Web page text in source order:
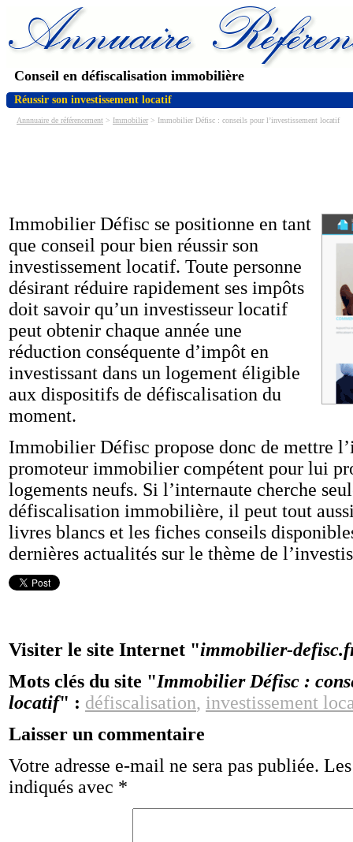
Conseil en défiscalisation immobilière
Réussir son investissement locatif
Annnuaire de référencement > Immobilier > Immobilier Défisc : conseils pour l’investissement locatif
Immobilier Défisc se positionne en tant
que conseil pour bien réussir son
investissement locatif. Toute personne
désirant réduire rapidement ses impôts
doit savoir qu’un investisseur locatif
peut obtenir chaque année une
réduction conséquente d’impôt en
investissant dans un logement éligible
aux dispositifs de défiscalisation du
moment.
Immobilier Défisc propose donc de mettre
promoteur immobilier compétent pour lui
logements neufs. Si l’internaute cherche
défiscalisation immobilière, il peut tout
livres blancs et les fiches conseils
dernières actualités sur le thème de
Visiter le site Internet "immobilier-
Mots clés du site "Immobilier Défisc :
locatif" : défiscalisation, investissement
Laisser un commentaire
Votre adresse e-mail ne sera pas publiée.
indiqués avec *